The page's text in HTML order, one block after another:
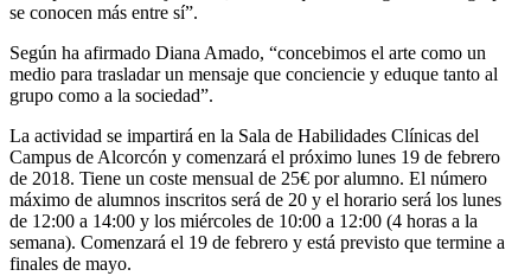
se conocen más entre sí”.
Según ha afirmado Diana Amado, “concebimos el arte como un
medio para trasladar un mensaje que conciencie y eduque tanto al
grupo como a la sociedad”.
La actividad se impartirá en la Sala de Habilidades Clínicas del
Campus de Alcorcón y comenzará el próximo lunes 19 de febrero
de 2018. Tiene un coste mensual de 25€ por alumno. El número
máximo de alumnos inscritos será de 20 y el horario será los lunes
de 12:00 a 14:00 y los miércoles de 10:00 a 12:00 (4 horas a la
semana). Comenzará el 19 de febrero y está previsto que termine a
finales de mayo.